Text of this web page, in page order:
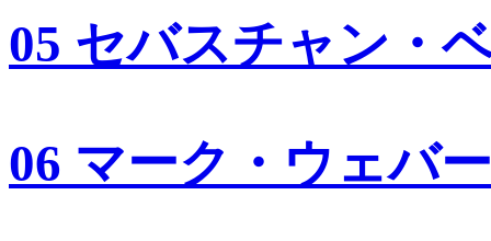
05 セバスチャン・
06 マーク・ウェバー